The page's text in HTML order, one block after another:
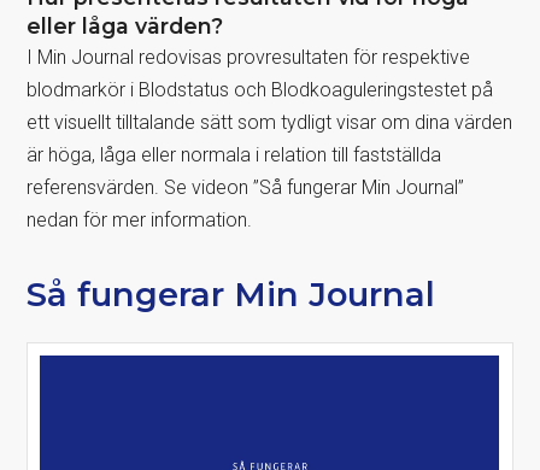
eller låga värden?
I Min Journal redovisas provresultaten för respektive
blodmarkör i Blodstatus och Blodkoaguleringstestet på
ett visuellt tilltalande sätt som tydligt visar om dina värden
är höga, låga eller normala i relation till fastställda
referensvärden. Se videon ”Så fungerar Min Journal”
nedan för mer information.
Så fungerar Min Journal